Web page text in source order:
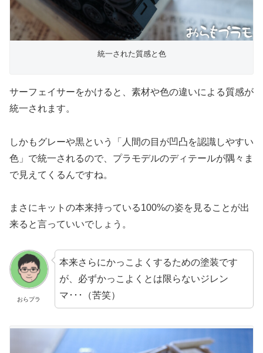
統一された質感と色
サーフェイサーをかけると、素材や色の違いによる質感が
統一されます。
しかもグレーや黒という「人間の目が凹凸を認識しやすい
色」で統一されるので、プラモデルのディテールが隅々ま
で見えてくるんですね。
まさにキットの本来持っている100%の姿を見ることが出
来ると言っていいでしょう。
おらプラ
本来さらにかっこよくするための塗装です
が、必ずかっこよくとは限らないジレン
マ･･･（苦笑）